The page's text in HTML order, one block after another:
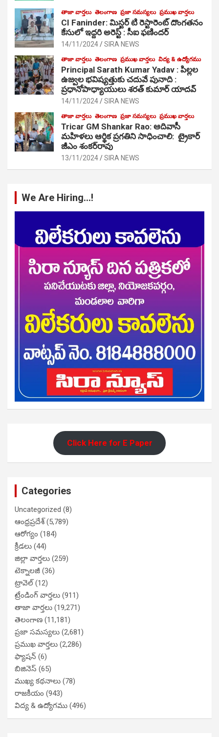
తాజా వార్తలు తెలంగాణ ప్రజా సమస్యలు ప్రముఖ వార్తలు
CI Faninder: మిస్టర్ టి రెస్టారెంట్ దొంగతనం
కేసులో ఇద్దరి అరెస్ట్ : సీఐ ఫణిందర్
14/11/2024 SIRA NEWS
తాజా వార్తలు తెలంగాణ ప్రముఖ వార్తలు విద్య & ఉద్యోగము
Principal Sarath Kumar Yadav : పిల్లల
ఉజ్వల భవిష్యత్తుకు చదువే పునాది :
ప్రధానోపాధ్యాయులు శరత్ కుమార్ యాదవ్
14/11/2024 SIRA NEWS
తాజా వార్తలు తెలంగాణ ప్రజా సమస్యలు ప్రముఖ వార్తలు
Tricar GM Shankar Rao: ఆదివాసీ
మహిళలు ఆర్థిక ప్రగతిని సాధించాలి: ట్రైకార్
జీఎం శంకర్‌రావు
13/11/2024 SIRA NEWS
We Are Hiring…!
Click Here for E Paper
Categories
Uncategorized (8)
ఆంధ్రప్రదేశ్(5,789)
ఆరోగ్యం (184)
క్రీడలు (44)
జిల్లా వార్తలు (259)
టెక్నాలజీ (36)
ట్రావెల్(12)
ట్రేండింగ్ వార్తలు (911)
తాజా వార్తలు (19,271)
తెలంగాణ (11,181)
ప్రజా సమస్యలు (2,681)
ప్రముఖ వార్తలు (2,286)
ఫ్యాషన్ (6)
బిజినెస్ (65)
ముఖ్య కథనాలు (78)
రాజకీయం (943)
విద్య & ఉద్యోగము (496)